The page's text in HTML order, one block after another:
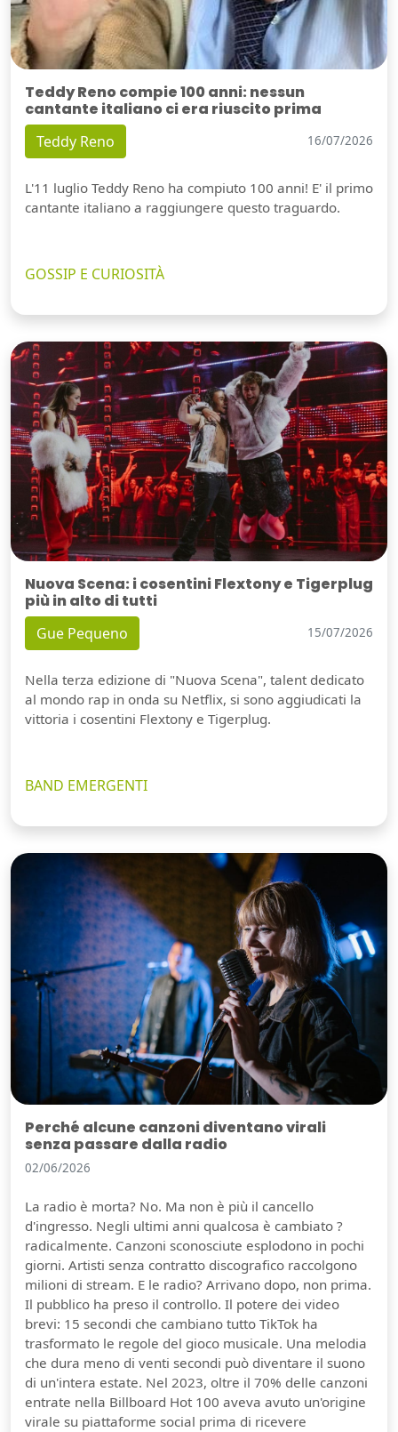
Teddy Reno compie 100 anni: nessun
cantante italiano ci era riuscito prima
Teddy Reno 16/07/2026
L'11 luglio Teddy Reno ha compiuto 100 anni! E' il primo
cantante italiano a raggiungere questo traguardo.
GOSSIP E CURIOSITÀ
Nuova Scena: i cosentini Flextony e Tigerplug
più in alto di tutti
Gue Pequeno 15/07/2026
Nella terza edizione di "Nuova Scena", talent dedicato
al mondo rap in onda su Netflix, si sono aggiudicati la
vittoria i cosentini Flextony e Tigerplug.
BAND EMERGENTI
Perché alcune canzoni diventano virali
senza passare dalla radio
02/06/2026
La radio è morta? No. Ma non è più il cancello
d'ingresso. Negli ultimi anni qualcosa è cambiato ?
radicalmente. Canzoni sconosciute esplodono in pochi
giorni. Artisti senza contratto discografico raccolgono
milioni di stream. E le radio? Arrivano dopo, non prima.
Il pubblico ha preso il controllo. Il potere dei video
brevi: 15 secondi che cambiano tutto TikTok ha
trasformato le regole del gioco musicale. Una melodia
che dura meno di venti secondi può diventare il suono
di un'intera estate. Nel 2023, oltre il 70% delle canzoni
entrate nella Billboard Hot 100 aveva avuto un'origine
virale su piattaforme social prima di ricevere